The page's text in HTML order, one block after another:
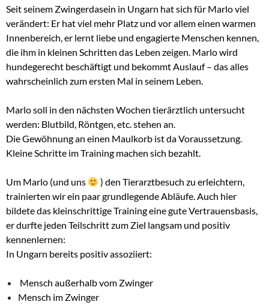
Seit seinem Zwingerdasein in Ungarn hat sich für Marlo viel
verändert: Er hat viel mehr Platz und vor allem einen warmen
Innenbereich, er lernt liebe und engagierte Menschen kennen,
die ihm in kleinen Schritten das Leben zeigen. Marlo wird
hundegerecht beschäftigt und bekommt Auslauf – das alles
wahrscheinlich zum ersten Mal in seinem Leben.
Marlo soll in den nächsten Wochen tierärztlich untersucht
werden: Blutbild, Röntgen, etc. stehen an.
Die Gewöhnung an einen Maulkorb ist da Voraussetzung.
Kleine Schritte im Training machen sich bezahlt.
Um Marlo (und uns
) den Tierarztbesuch zu erleichtern,
trainierten wir ein paar grundlegende Abläufe. Auch hier
bildete das kleinschrittige Training eine gute Vertrauensbasis,
er durfte jeden Teilschritt zum Ziel langsam und positiv
kennenlernen:
In Ungarn bereits positiv assoziiert:
Mensch außerhalb vom Zwinger
Mensch im Zwinger